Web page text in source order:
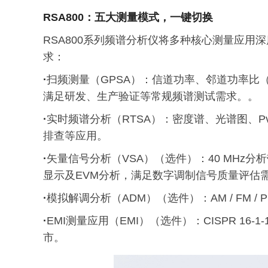
RSA800：五大测量模式，一键切换
RSA800系列频谱分析仪将多种核心测量应用
求：
·扫频测量（GPSA）：信道功率、邻道功率比
满足研发、生产验证等常规频谱测试需求。。
·实时频谱分析（RTSA）：密度谱、光谱图、
排查等应用。
·矢量信号分析（VSA）（选件）：40 MHz分
显示及EVM分析，满足数字调制信号质量评估
·模拟解调分析（ADM）（选件）：AM / FM /
·EMI测量应用（EMI）（选件）：CISPR 16-
市。